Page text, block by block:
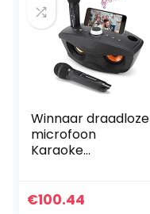
Winnaar draadloze
microfoon
Karaoke
luidspreker voor
€100.44